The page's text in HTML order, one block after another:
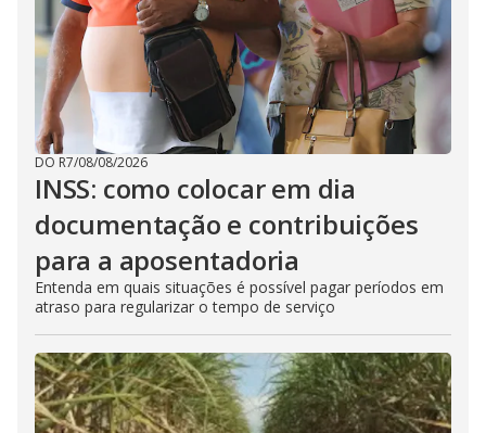
DO R7/08/08/2026
INSS: como colocar em dia
documentação e contribuições
para a aposentadoria
Entenda em quais situações é possível pagar períodos em
atraso para regularizar o tempo de serviço